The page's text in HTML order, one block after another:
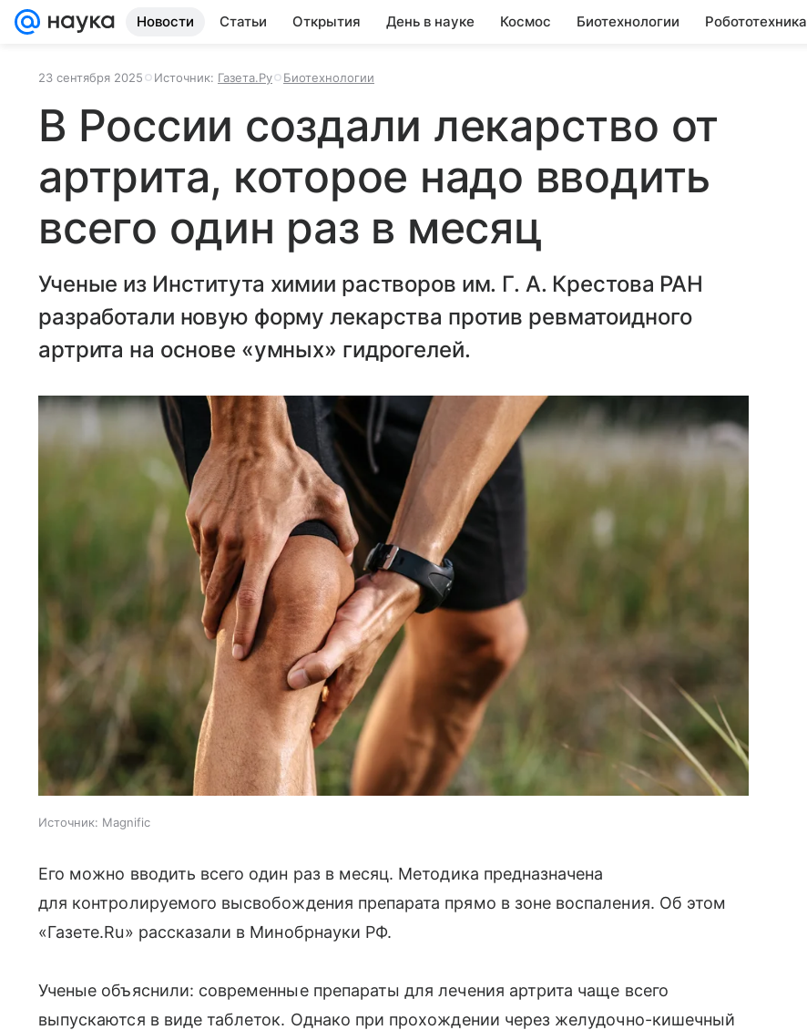
Новости Статьи Открытия День в науке Космос Биотехнологии Робототехника
23 сентября 2025 Источник: Газета.Ру Биотехнологии
В России создали лекарство от
артрита, которое надо вводить
всего один раз в месяц
Ученые из Института химии растворов им. Г. А. Крестова РАН
разработали новую форму лекарства против ревматоидного
артрита на основе «умных» гидрогелей.
Источник: Magnific
Его можно вводить всего один раз в месяц. Методика предназначена
для контролируемого высвобождения препарата прямо в зоне воспаления. Об этом
«Газете.Ru» рассказали в Минобрнауки РФ.
Ученые объяснили: современные препараты для лечения артрита чаще всего
выпускаются в виде таблеток. Однако при прохождении через желудочно-кишечный